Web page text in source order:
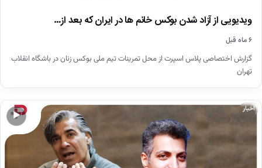
ویدیویی از آزاد شدن بوکس خانم ها در ایران که بعد از…
۶ ماه قبل
گزارش اختصاصی پلاس اسپرت از محل تمرینات تیم ملی بوکس زنان در باشگاه انقلاب
تهران
▶
اخبار